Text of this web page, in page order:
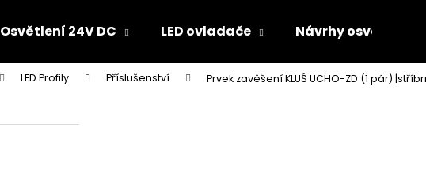
Osvětlení 24V DC LED ovladače Návrhy osvětlení
LED Profily Příslušenství Prvek zavěšení KLUŚ UCHO-ZD (1 pár)
Co potřebujete najít?